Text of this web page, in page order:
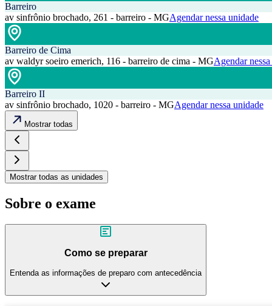
Barreiro
av sinfrônio brochado, 261 - barreiro - MGAgendar nessa unidade
Barreiro de Cima
av waldyr soeiro emerich, 116 - barreiro de cima - MGAgendar
Barreiro II
av sinfrônio brochado, 1020 - barreiro - MGAgendar nessa unidade
Mostrar todas
Mostrar todas as unidades
Sobre o exame
Como se preparar
Entenda as informações de preparo com antecedência